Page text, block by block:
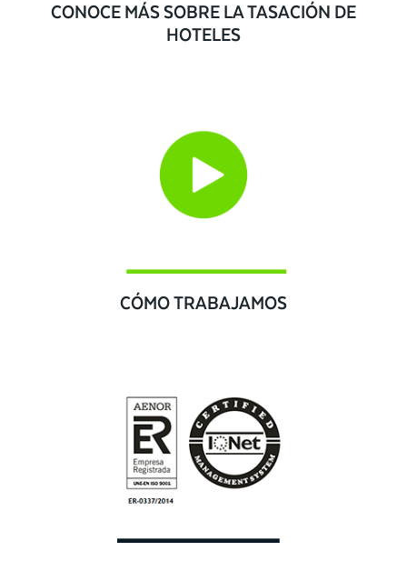
CONOCE MÁS SOBRE LA TASACIÓN DE
HOTELES
CÓMO TRABAJAMOS